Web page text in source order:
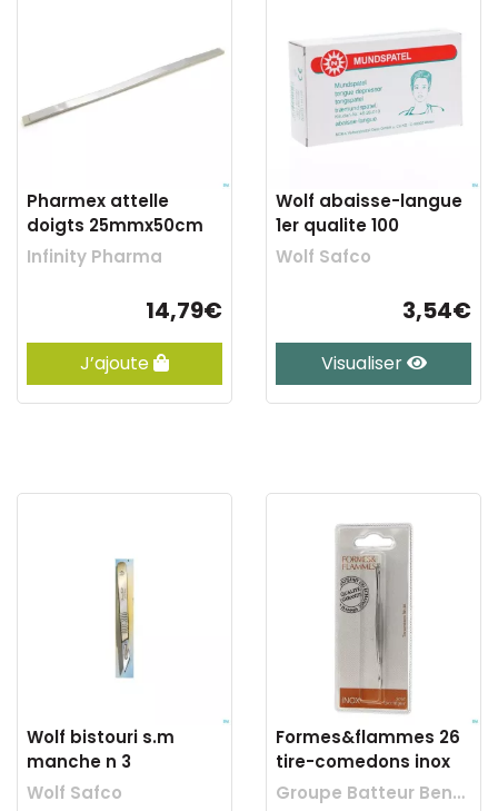
Pharmex attelle
doigts 25mmx50cm
Infinity Pharma
14,79€
J’ajoute
Wolf abaisse-langue
1er qualite 100
Wolf Safco
3,54€
Visualiser
Wolf bistouri s.m
manche n 3
Wolf Safco
Formes&flammes 26
tire-comedons inox
Groupe Batteur Benelux